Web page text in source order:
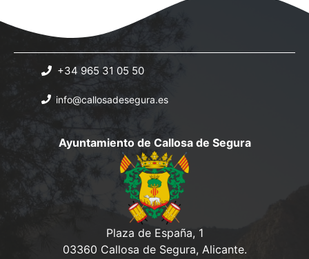
+34 965 31 05 50
info@callosadesegura.es
Ayuntamiento de Callosa de Segura
Plaza de España, 1
03360 Callosa de Segura, Alicante.